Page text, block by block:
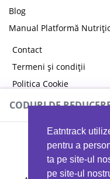
Eatntrack
pentru a
ta pe site-ul
pe site-ul
Blog
Manual Platformă
Contact
Termeni și condiții
Politica Cookie
Politica de
CODURI DE